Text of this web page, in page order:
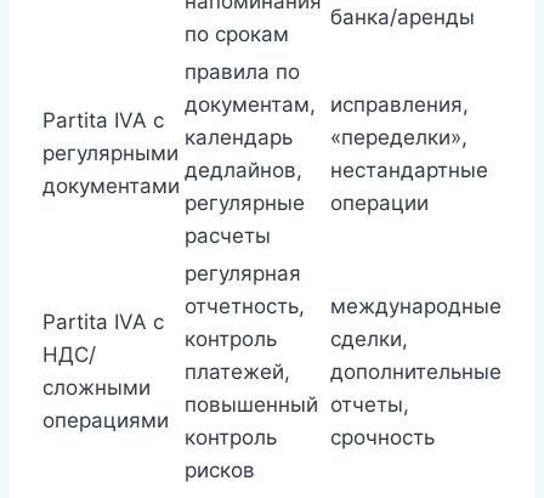
по срокам
банка/аренды
Partita IVA с
регулярными
документами
правила по
документам,
календарь
дедлайнов,
регулярные
расчеты
исправления,
«переделки»,
нестандартные
операции
Partita IVA с
НДС/
сложными
операциями
регулярная
отчетность,
контроль
платежей,
повышенный
контроль
рисков
международные
сделки,
дополнительные
отчеты,
срочность